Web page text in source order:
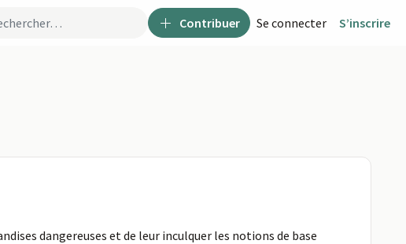
Contribuer Se connecter S’inscrire
dangereuses et de leur inculquer les notions de base